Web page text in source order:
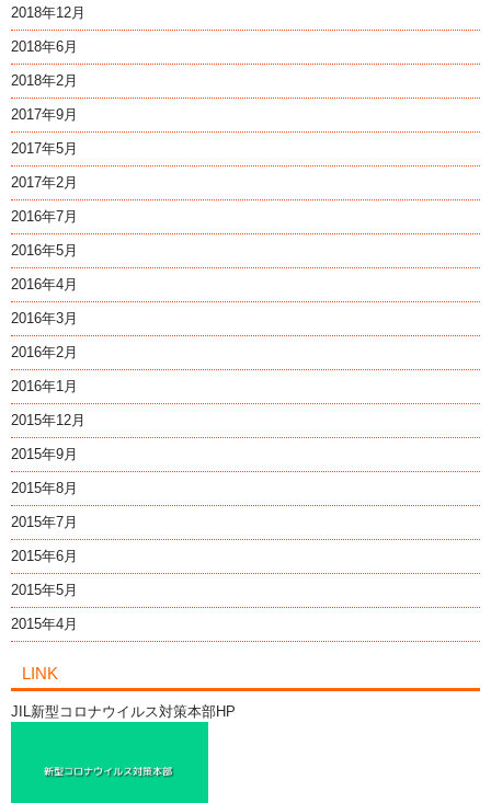
2018年12月
2018年6月
2018年2月
2017年9月
2017年5月
2017年2月
2016年7月
2016年5月
2016年4月
2016年3月
2016年2月
2016年1月
2015年12月
2015年9月
2015年8月
2015年7月
2015年6月
2015年5月
2015年4月
LINK
JIL新型コロナウイルス対策本部HP